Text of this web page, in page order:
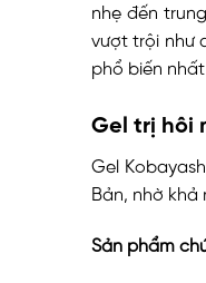
nhẹ đến
vượt trội như
phổ biến
Gel trị hôi
Gel
Bản, nhờ khả
Sản phẩm